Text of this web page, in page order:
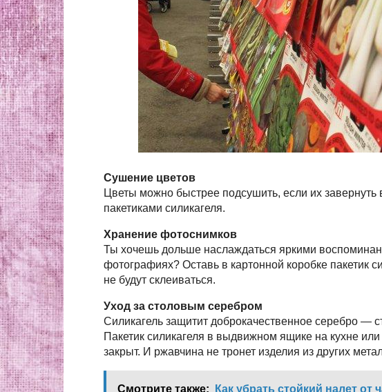
Сушение цветов
Цветы можно быстрее подсушить, если их завернуть
пакетиками силикагеля.
Хранение фотоснимков
Ты хочешь дольше наслаждаться яркими
фотографиях? Оставь в картонной коробке пакетик
не будут склеиваться.
Уход за столовым серебром
Силикагель защитит доброкачественное серебро —
Пакетик силикагеля в выдвижном ящике на кухне
закрыт. И ржавчина не тронет изделия из других
Смотрите также: Как убрать стойкий налет